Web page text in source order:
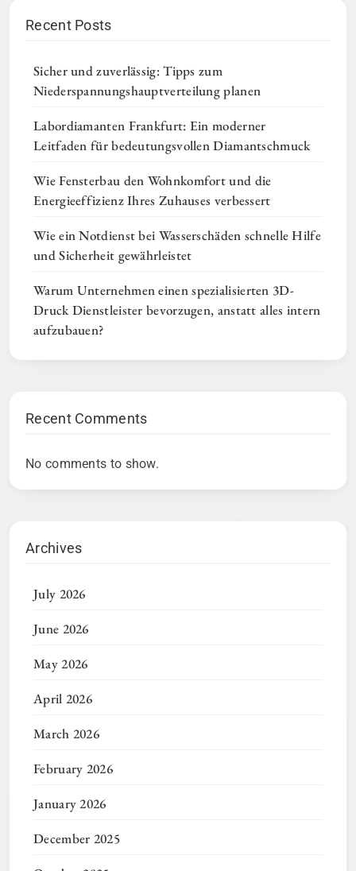
Recent Posts
Sicher und zuverlässig: Tipps zum
Niederspannungshauptverteilung planen
Labordiamanten Frankfurt: Ein moderner
Leitfaden für bedeutungsvollen Diamantschmuck
Wie Fensterbau den Wohnkomfort und die
Energieeffizienz Ihres Zuhauses verbessert
Wie ein Notdienst bei Wasserschäden schnelle Hilfe
und Sicherheit gewährleistet
Warum Unternehmen einen spezialisierten 3D-
Druck Dienstleister bevorzugen, anstatt alles intern
aufzubauen?
Recent Comments
No comments to show.
Archives
July 2026
June 2026
May 2026
April 2026
March 2026
February 2026
January 2026
December 2025